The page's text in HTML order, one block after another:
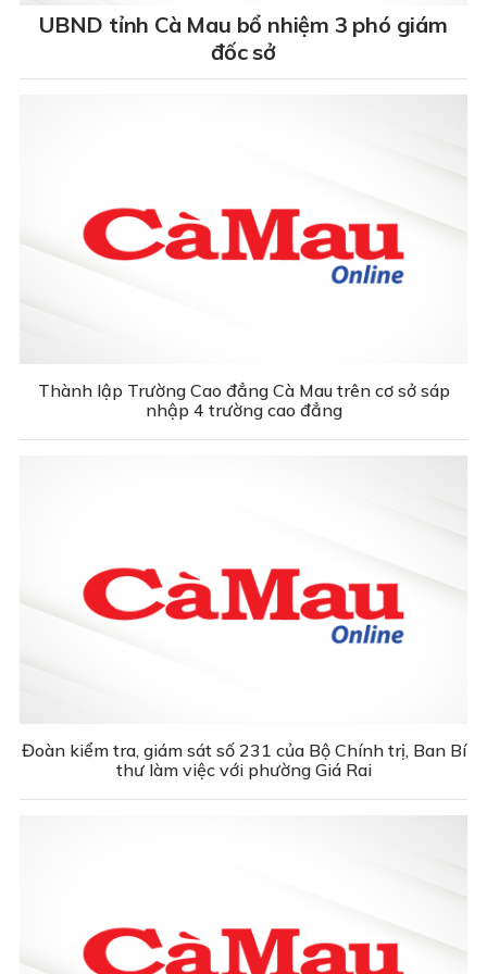
UBND tỉnh Cà Mau bổ nhiệm 3 phó giám
đốc sở
Thành lập Trường Cao đẳng Cà Mau trên cơ sở sáp
nhập 4 trường cao đẳng
Đoàn kiểm tra, giám sát số 231 của Bộ Chính trị, Ban Bí
thư làm việc với phường Giá Rai